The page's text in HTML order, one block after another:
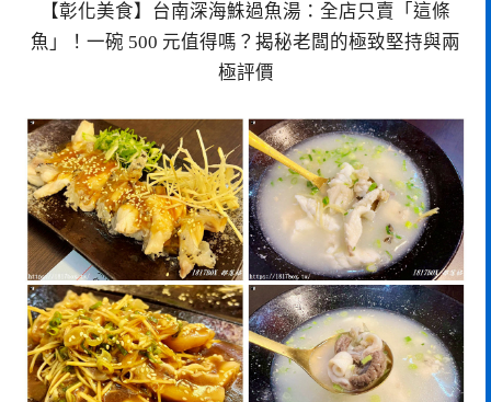
【彰化美食】台南深海鮢過魚湯：全店只賣「這條
魚」！一碗 500 元值得嗎？揭秘老闆的極致堅持與兩
極評價